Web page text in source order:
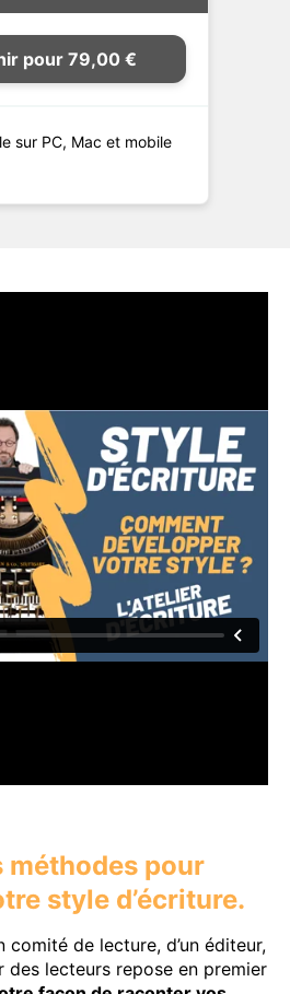
pour 79,00 €
sur PC, Mac et mobile
méthodes pour
style d’écriture.
comité de lecture, d’un éditeur,
lecteurs repose en premier